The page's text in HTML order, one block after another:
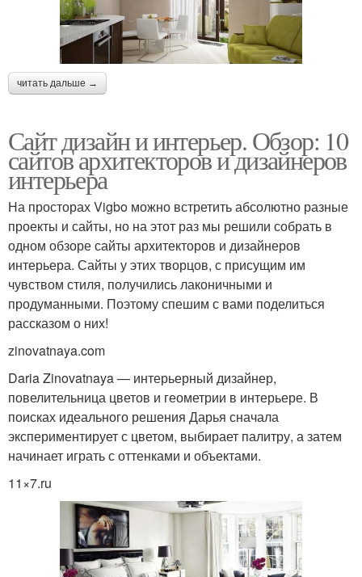
читать дальше →
Сайт дизайн и интерьер. Обзор: 10
сайтов архитекторов и дизайнеров
интерьера
На просторах Vigbo можно встретить абсолютно разные
проекты и сайты, но на этот раз мы решили собрать в
одном обзоре сайты архитекторов и дизайнеров
интерьера. Сайты у этих творцов, с присущим им
чувством стиля, получились лаконичными и
продуманными. Поэтому спешим с вами поделиться
рассказом о них!
zinovatnaya.com
Daria Zinovatnaya — интерьерный дизайнер,
повелительница цветов и геометрии в интерьере. В
поисках идеального решения Дарья сначала
экспериментирует с цветом, выбирает палитру, а затем
начинает играть с оттенками и объектами.
11×7.ru